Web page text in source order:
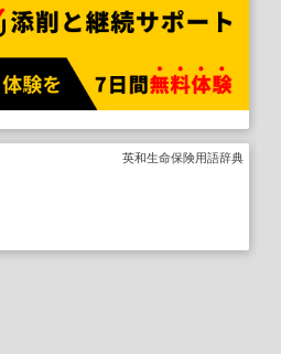
英和生命保険用語辞典